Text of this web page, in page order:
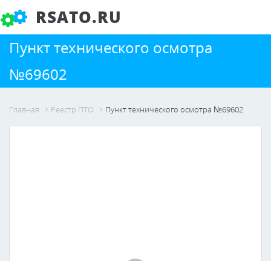
RSATO.RU
Пункт технического осмотра
№69602
Главная Реестр ПТО Пункт технического осмотра №69602